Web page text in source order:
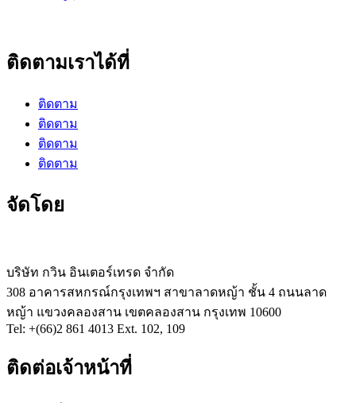
ติดตามเราได้ที่
ติดตาม
ติดตาม
ติดตาม
ติดตาม
จัดโดย
บริษัท กวิน อินเตอร์เทรด จำกัด
308 อาคารสหกรณ์กรุงเทพฯ สาขาลาดหญ้า ชั้น 4 ถนนลาด
หญ้า แขวงคลองสาน เขตคลองสาน กรุงเทพ 10600
Tel: +(66)2 861 4013 Ext. 102, 109
ติดต่อเจ้าหน้าที่